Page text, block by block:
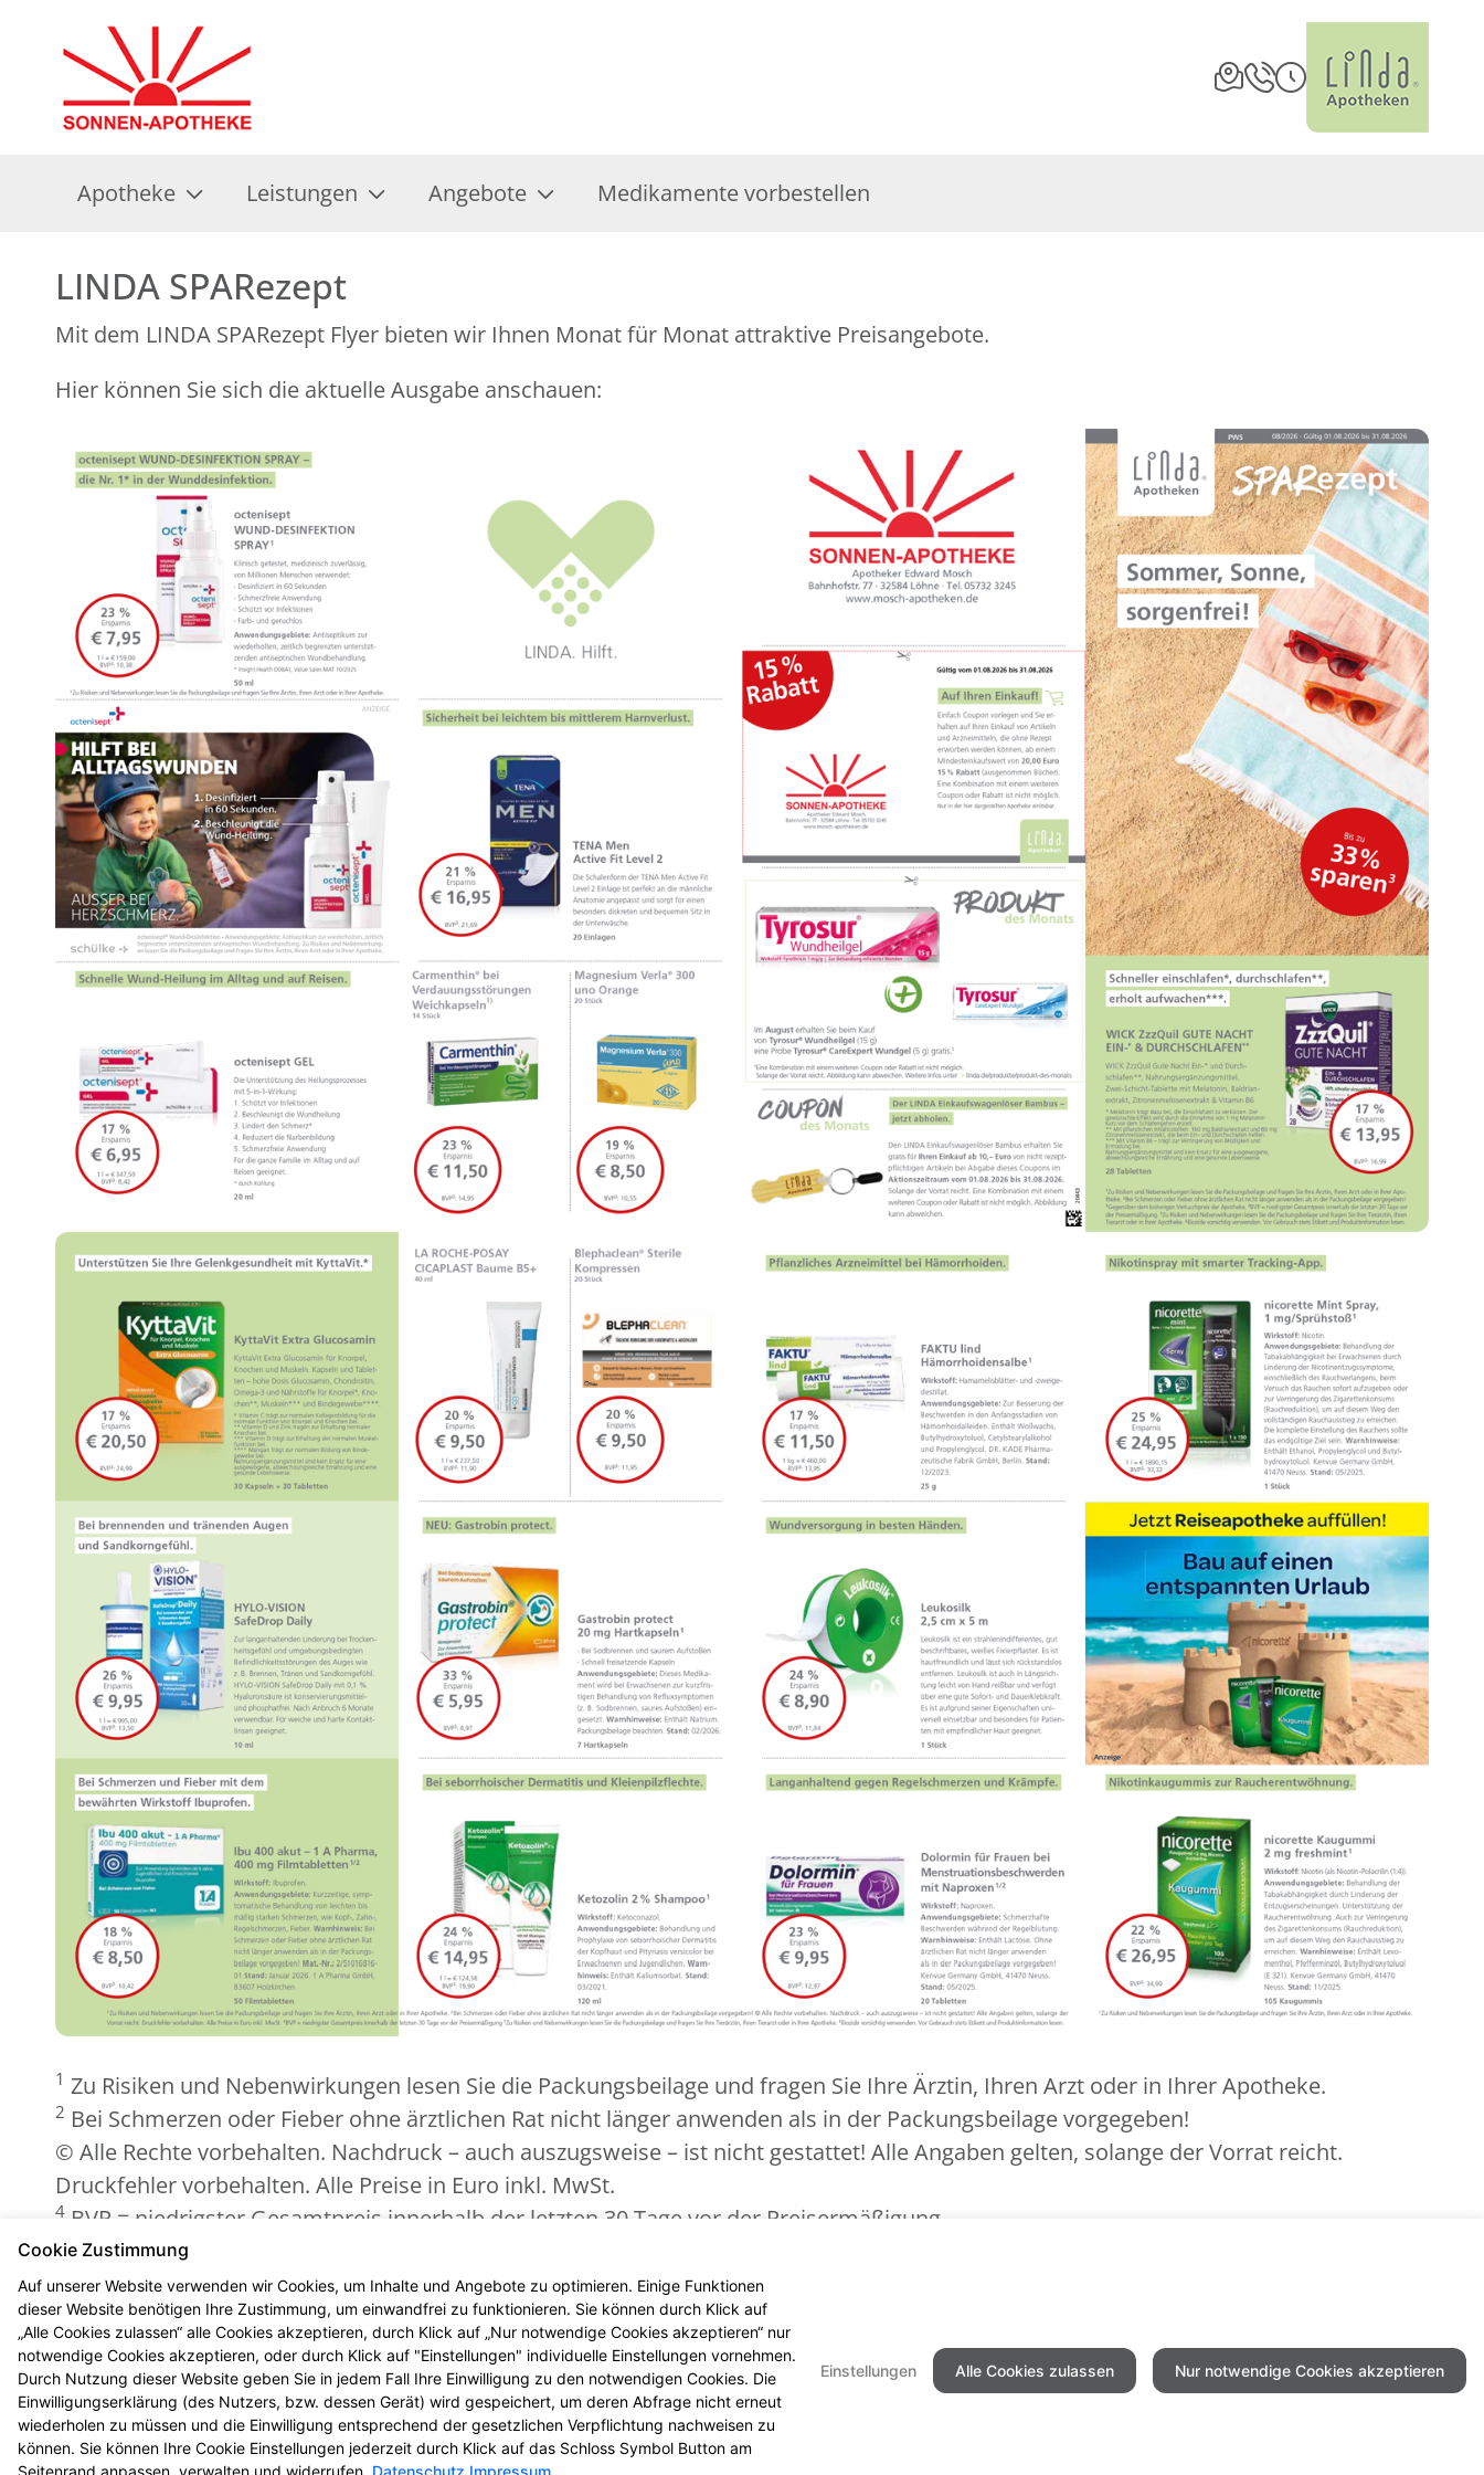
Apotheke Leistungen Angebote Medikamente vorbestellen
LINDA SPARezept
Mit dem LINDA SPARezept Flyer bieten wir Ihnen Monat für Monat attraktive Preisangebote.
Hier können Sie sich die aktuelle Ausgabe anschauen:
1 Zu Risiken und Nebenwirkungen lesen Sie die Packungsbeilage und fragen Sie Ihre Ärztin, Ihren Arzt oder in Ihrer Apotheke.
2 Bei Schmerzen oder Fieber ohne ärztlichen Rat nicht länger anwenden als in der Packungsbeilage vorgegeben!
© Alle Rechte vorbehalten. Nachdruck – auch auszugsweise – ist nicht gestattet! Alle Angaben gelten, solange der Vorrat reicht.
Druckfehler vorbehalten. Alle Preise in Euro inkl. MwSt.
4 BVP = niedrigster Gesamtpreis innerhalb der letzten 30 Tage vor der Preisermäßigung
5Zu Risiken und Nebenwirkungen lesen Sie die Packungsbeilage und fragen Sie Ihre Tierärztin, Ihren Tierarzt oder in Ihrer Apotheke.
Biozide vorsichtig verwenden. Vor Gebrauch stets Etikett und Produktinformation lesen.
Seitenübersicht
© 2026 Sonnen Apotheke
Cookie Zustimmung
Auf unserer Website verwenden wir Cookies, um Inhalte und Angebote zu optimieren. Einige Funktionen
dieser Website benötigen Ihre Zustimmung, um einwandfrei zu funktionieren. Sie können durch Klick auf
„Alle Cookies zulassen“ alle Cookies akzeptieren, durch Klick auf „Nur notwendige Cookies akzeptieren“ nur
notwendige Cookies akzeptieren, oder durch Klick auf "Einstellungen" individuelle Einstellungen vornehmen.
Durch Nutzung dieser Website geben Sie in jedem Fall Ihre Einwilligung zu den notwendigen Cookies. Die
Einwilligungserklärung (des Nutzers, bzw. dessen Gerät) wird gespeichert, um deren Abfrage nicht erneut
wiederholen zu müssen und die Einwilligung entsprechend der gesetzlichen Verpflichtung nachweisen zu
können. Sie können Ihre Cookie Einstellungen jederzeit durch Klick auf das Schloss Symbol Button am
Seitenrand anpassen, verwalten und widerrufen. Datenschutz Impressum
Einstellungen Alle Cookies zulassen Nur notwendige Cookies akzeptieren